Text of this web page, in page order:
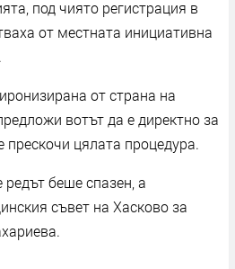
под чиято регистрация в
от местната инициативна
от страна на
вотът да е директно за
прескочи цялата процедура.
беше спазен, а
съвет на Хасково за